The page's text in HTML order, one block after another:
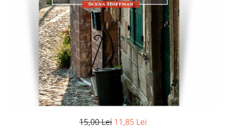
Literatura
Contemporana
Universala
Universala
Non-fictiune
15,00 Lei 11,85 Lei